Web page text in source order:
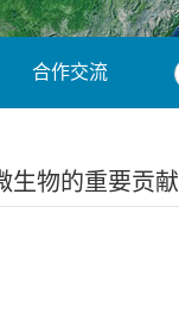
合作交流
生物的重要贡献